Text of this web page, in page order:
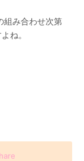
組み合わせ次第
ね。